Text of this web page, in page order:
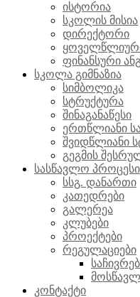
ისტორია
სკოლის მისია
დირექტორი
ფინანსური
სკოლა გიმნაზია
სიმბოლიკა
სტრუქტურა
შინაგანაწესი
ერთწლიანი
შვიდწლიანი
გეგმის
სასწავლო პროცესი
სსგ. დანართი
კათედრები
გალერეა
კლუბები
პროექტები
რეგულაციები
კონტაქტი